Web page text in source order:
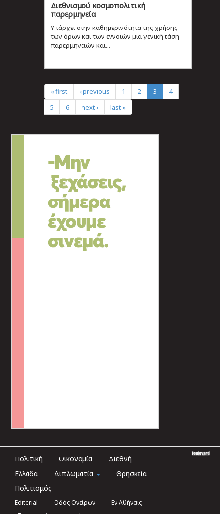
Διεθνισμού κοσμοπολιτική
παρερμηνεία
Υπάρχει στην καθημερινότητα της χρήσης
των όρων και των εννοιών μια γενική τάση
παρερμηνειών και...
« first ‹ previous 1 2 3
4
5
6 next › last »
Πολιτική Οικονομία
Διεθνή
Ελλάδα
Διπλωματία
Θρησκεία
Πολιτισμός
Editorial Οδός Ονείρων
Εν Αθήναις